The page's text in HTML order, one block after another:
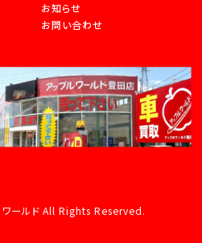
お知らせ
お問い合わせ
ールド All Rights Reserved.